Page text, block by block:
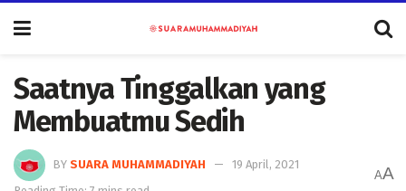
Saatnya Tinggalkan yang
Membuatmu Sedih
BY SUARA MUHAMMADIYAH
19 April, 2021
AA